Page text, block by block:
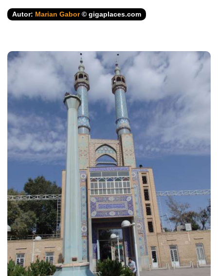
Autor: Marian Gabor© gigaplaces.com